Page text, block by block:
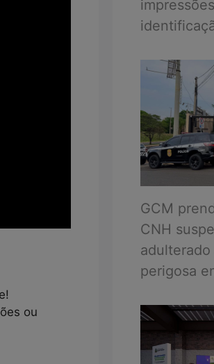
ou
GCM
CNH
adulterado
perigosa